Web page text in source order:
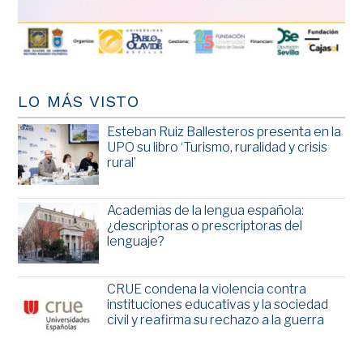
LO MÁS VISTO
Esteban Ruiz Ballesteros presenta en la
UPO su libro ‘Turismo, ruralidad y crisis
rural’
Academias de la lengua española:
¿descriptoras o prescriptoras del
lenguaje?
CRUE condena la violencia contra
instituciones educativas y la sociedad
civil y reafirma su rechazo a la guerra